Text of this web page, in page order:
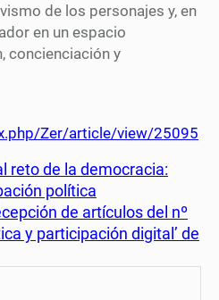
de los personajes y, en
en un espacio
concienciación y
Zer/article/view/25095
reto de la democracia:
política
de artículos del nº
y participación digital’ de